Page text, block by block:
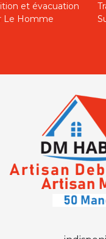
et évacuation
Le Homme